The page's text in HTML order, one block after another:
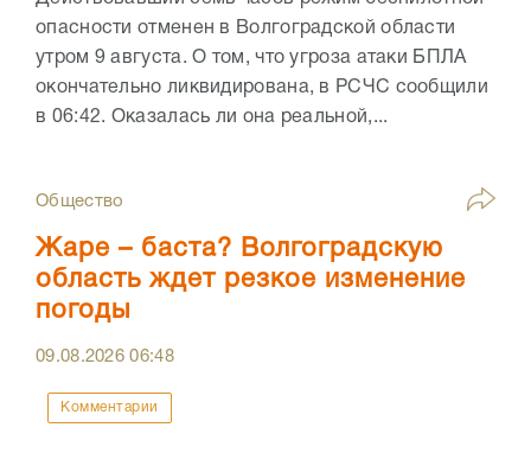
опасности отменен в Волгоградской области
утром 9 августа. О том, что угроза атаки БПЛА
окончательно ликвидирована, в РСЧС сообщили
в 06:42. Оказалась ли она реальной,...
Общество
Жаре – баста? Волгоградскую
область ждет резкое изменение
погоды
09.08.202606:48
Комментарии